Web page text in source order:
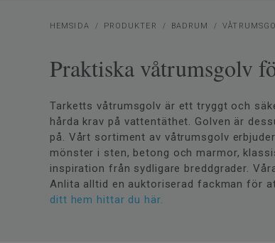
HEMSIDA PRODUKTER BADRUM
Praktiska våtrumsgolv
Tarketts våtrumsgolv är ett tryggt och
hårda krav på vattentäthet. Golven är
på. Vårt sortiment av våtrumsgolv
mönster i sten, betong och marmor,
inspiration från sydligare breddgrader.
Anlita alltid en auktoriserad fackman för
ditt hem hittar du här.